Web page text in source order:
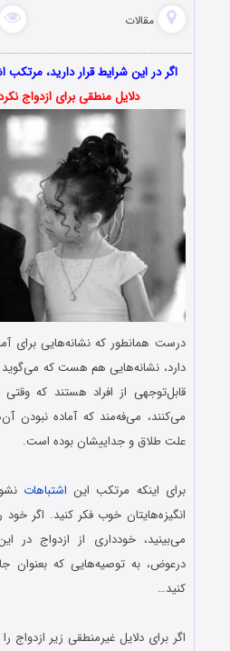
مقالات
اگر در این شرایط قرار دارید، مرتکب
دلایل منطقی برای ازدواج
درست همانطور که نشانه‌هایی برای
دارد، نشانه‌هایی هم هست که می‌گوید
قابل‌توجهی از افراد هستند که
می‌کنند، می‌فه‌مند که آماده نبودن
علت طلاق و جداییشان بوده است.
برای اینکه مرتکب این اشتباهات
انگیزه‌هایتان خوب فکر کنید. اگر
می‌بینید، خودداری از ازدواج در
درعوض، به توصیه‌هایی که بعنوان
کنید…
اگر برای دلایل غیرمنطقی زیر ازدواج